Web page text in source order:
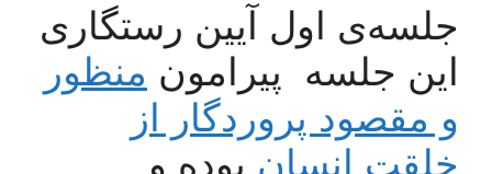
جلسه‌ی اول آیین رستگاری
این جلسه پیرامون منظور
و مقصود پروردگار از
خلقت انسان بوده و